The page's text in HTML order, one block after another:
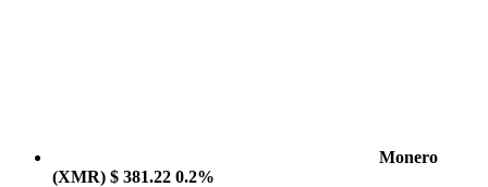
Monero
(XMR) $ 381.22 0.2%